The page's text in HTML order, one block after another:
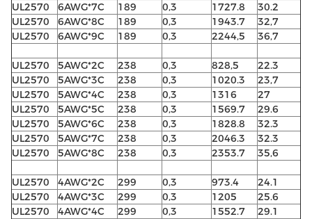
UL2570
6AWG*7C 189 0,3 1727.8
30.2
UL2570
6AWG*8C 189 0,3 1943.7
32,7
UL2570
6AWG*9C 189 0,3 2244,5 36,7
UL2570 5AWG*2C 238 0,3 828,5
22.3
UL2570
5AWG*3C 238 0,3 1020.3
23,7
UL2570
5AWG*4C 238 0,3 1316
27
UL2570
5AWG*5C 238 0,3 1569.7
29.6
UL2570
5AWG*6C 238 0,3 1828.8
32.3
UL2570
5AWG*7C 238 0,3 2046.3
32.3
UL2570
5AWG*8C 238 0,3 2353.7 35,6
UL2570 4AWG*2C 299 0,3 973.4
24.1
UL2570
4AWG*3C 299 0,3 1205
25.6
UL2570
4AWG*4C 299 0,3 1552.7
29.1